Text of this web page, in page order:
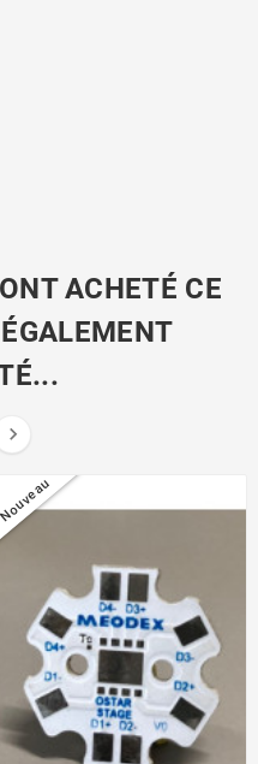
ACHETÉ CE

Nouveau